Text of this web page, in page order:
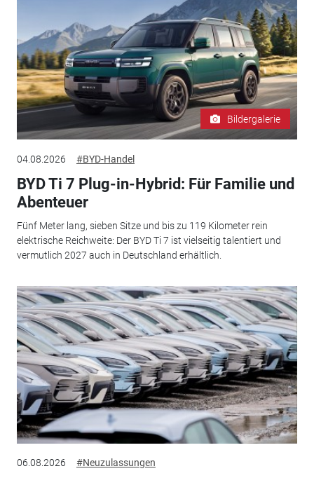
Bildergalerie
04.08.2026 #BYD-Handel
BYD Ti 7 Plug-in-Hybrid: Für Familie und
Abenteuer
Fünf Meter lang, sieben Sitze und bis zu 119 Kilometer rein
elektrische Reichweite: Der BYD Ti 7 ist vielseitig talentiert und
vermutlich 2027 auch in Deutschland erhältlich.
06.08.2026 #Neuzulassungen